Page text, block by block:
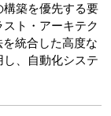
築を優先する要
ト・アーキテク
統合した高度な
、自動化システ